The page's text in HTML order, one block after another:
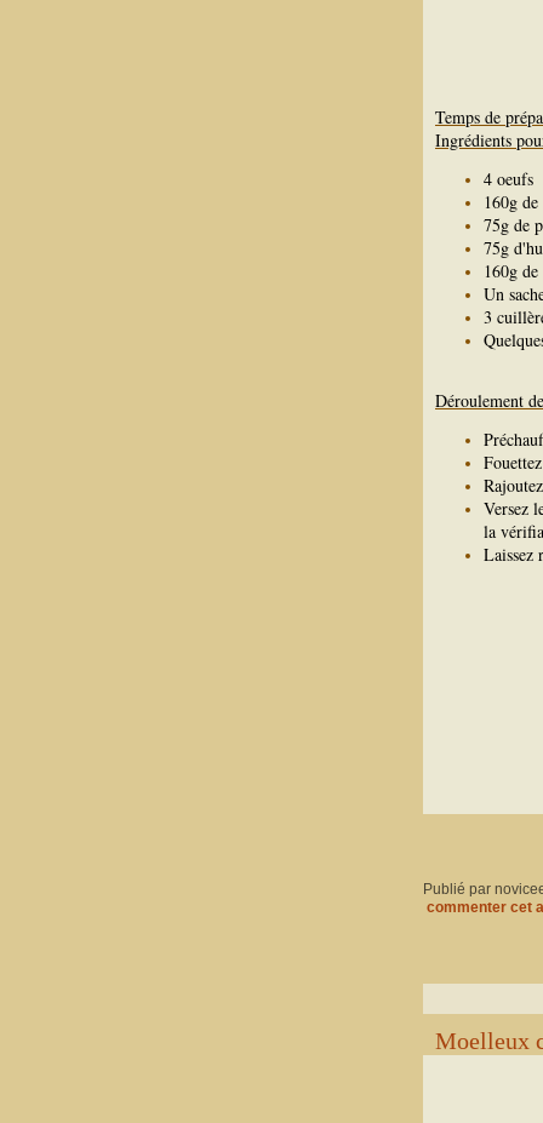
Temps de
Ingrédients
4 oeufs
160g
75g de
75g
160g
Un
3
Déroulement
Versez
la
Laissez
Publié par
commenter cet
Moelleux